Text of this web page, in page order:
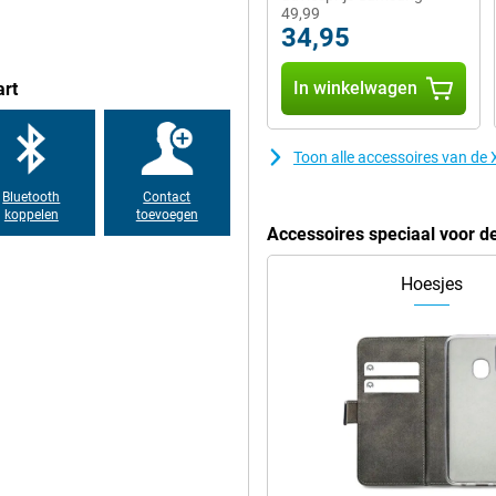
Ideaal als je een premium
het krachtige Snapdragon
Met 1TB opslagruimte
6.000mAh-batterij zorgt ervoor
en 50W draadloos laden.
Bluetooth
koppelen
Contact
toevoegen
49,99
34,95
In winkelwagen
Toon alle accessoires van
Accessoires speciaal voor
Hoesjes